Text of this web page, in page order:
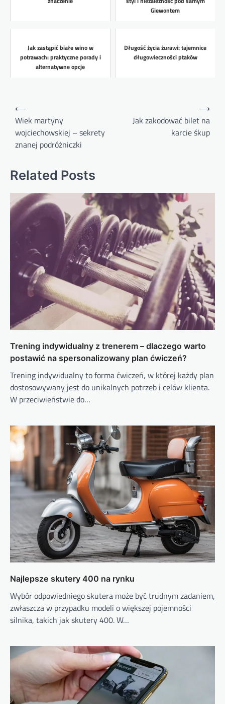
Giewontem
Jak zastąpić białe wino w
potrawach: praktyczne porady i
alternatywne opcje
Długość życia żurawi: tajemnice
długowieczności ptaków
Nawigacja
wpisu
⟵
Wiek martyny
wojciechowskiej – sekrety
znanej podróżniczki
Jak zakodować bilet na
karcie śkup
⟶
Related Posts
Trening indywidualny z trenerem – dlaczego warto
postawić na spersonalizowany plan ćwiczeń?
Trening indywidualny to forma ćwiczeń, w której każdy plan
dostosowywany jest do unikalnych potrzeb i celów klienta.
W przeciwieństwie do…
Najlepsze skutery 400 na rynku
Wybór odpowiedniego skutera może być trudnym zadaniem,
zwłaszcza w przypadku modeli o większej pojemności
silnika, takich jak skutery 400. W…